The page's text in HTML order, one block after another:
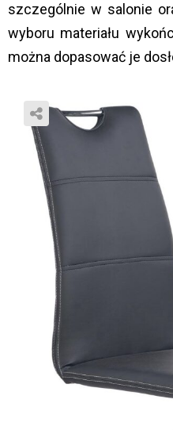
szczególnie w salonie
wyboru materiału
można dopasować je